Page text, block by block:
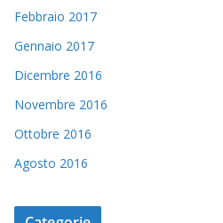
Febbraio 2017
Gennaio 2017
Dicembre 2016
Novembre 2016
Ottobre 2016
Agosto 2016